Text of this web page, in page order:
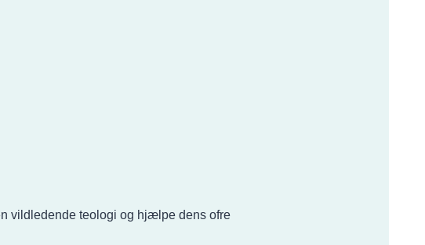
vildledende teologi og hjælpe dens ofre